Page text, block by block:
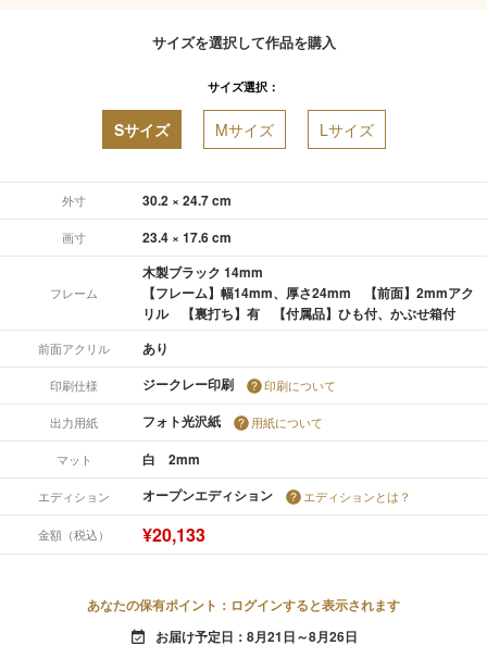
サイズを選択して作品を購入
サイズ選択：
Sサイズ Mサイズ Lサイズ
外寸 30.2 × 24.7 cm
画寸 23.4 × 17.6 cm
フレーム
木製ブラック 14mm
【フレーム】幅14mm、厚さ24mm 【前面】2mmアク
リル 【裏打ち】有 【付属品】ひも付、かぶせ箱付
前面アクリル あり
印刷仕様 ジークレー印刷 印刷について
出力用紙 フォト光沢紙 用紙について
マット 白 2mm
エディション オープンエディション エディションとは？
金額（税込） ¥20,133
あなたの保有ポイント：ログインすると表示されます
event_available お届け予定日：8月21日～8月26日